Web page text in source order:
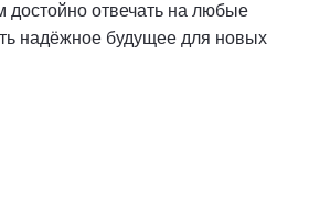
отвечать на любые
надёжное будущее для новых